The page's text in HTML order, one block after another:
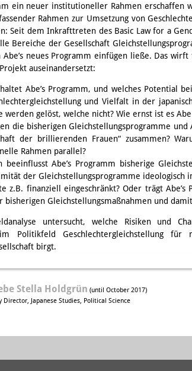
ein neuer institutioneller Rahmen erschaffen
Rahmen zur Umsetzung von
Seit dem Inkrafttreten des Basic Law for a
Bereiche der Gesellschaft
Abe’s neues Programm einfügen ließe. Das
auseinandersetzt:
Abe’s Programm, und welches Potential
und Vielfalt in der
werden gelöst, welche nicht? Wie ernst ist es
die bisherigen Gleichstellungsprogramme und
der brillierenden Frauen“ zusammen?
Rahmen parallel?
beeinflusst Abe’s Programm bisherige
der Gleichstellungsprogramme ideologisch
z.B. finanziell eingeschränkt? Oder trägt
bisherigen Gleichstellungsmaßnahmen und
untersucht, welche Risiken und
Politikfeld Geschlechtergleichstellung
birgt.
Stella Holdgrün (until October 2017)
Director, Japanese Studies, Political Science